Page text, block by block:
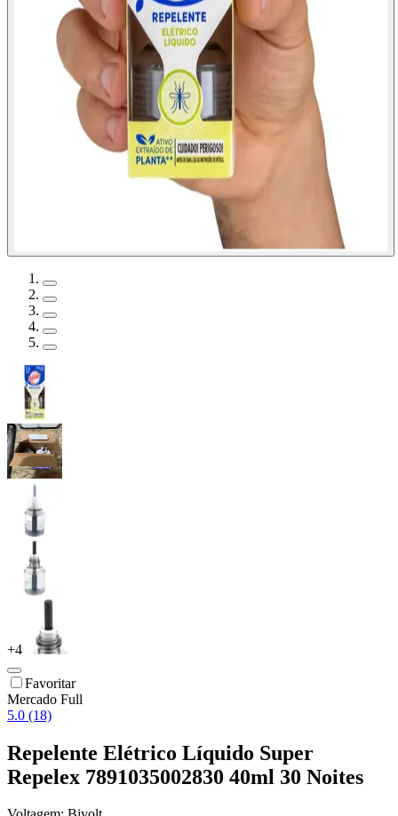
+4
Favoritar
Mercado Full
5.0 (18)
Repelente Elétrico Líquido Super
Repelex 7891035002830 40ml 30 Noites